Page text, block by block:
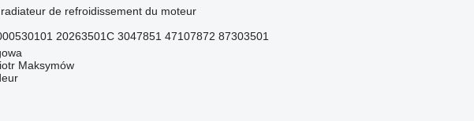
de refroidissement du moteur
20263501C 3047851 47107872 87303501
Maksymów